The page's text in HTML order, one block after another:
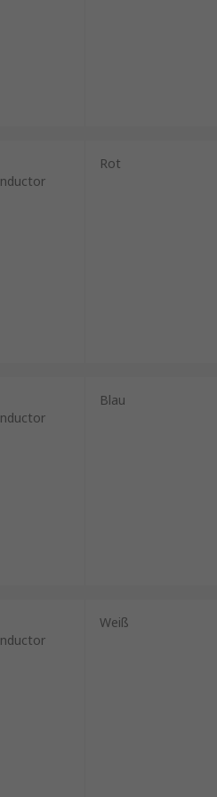
Rot
Blau
Weiß